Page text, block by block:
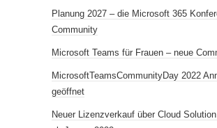
Planung 2027 – die Microsoft 365
Community
Microsoft Teams für Frauen – neue
MicrosoftTeamsCommunityDay 2022
geöffnet
Neuer Lizenzverkauf über Cloud